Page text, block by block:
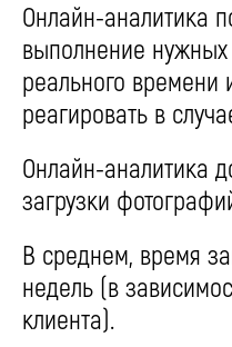
Онлайн-аналитика
выполнение
реального времени
реагировать в
Онлайн-аналитика
загрузки
В среднем, время
недель (в
клиента).